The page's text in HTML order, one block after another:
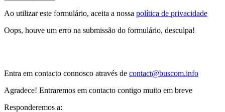
Ao utilizar este formulário, aceita a nossa política de privacidade
Oops, houve um erro na submissão do formulário, desculpa!
Entra em contacto connosco através de contact@buscom.info
Agradece! Entraremos em contacto contigo muito em breve
Responderemos a: